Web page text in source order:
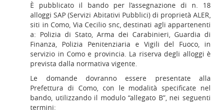
È pubblicato il bando per l’assegnazione di n. 18
alloggi SAP (Servizi Abitativi Pubblici) di proprietà ALER,
siti in Como, Via Cecilio snc, destinati agli appartenenti
a: Polizia di Stato, Arma dei Carabinieri, Guardia di
Finanza, Polizia Penitenziaria e Vigili del Fuoco, in
servizio in Como e provincia. La riserva degli alloggi è
prevista dalla normativa vigente.
Le domande dovranno essere presentate alla
Prefettura di Como, con le modalità specificate nel
bando, utilizzando il modulo “allegato B”, nei seguenti
termini: